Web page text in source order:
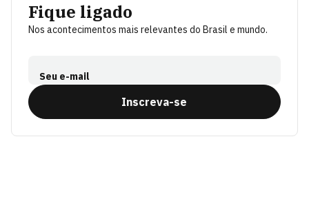
Fique ligado
Nos acontecimentos mais relevantes do Brasil e mundo.
Seu e-mail
Inscreva-se